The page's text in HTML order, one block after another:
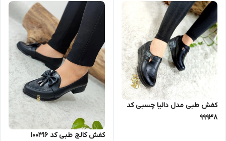
کفش طبی مدل دالیا چسبی کد
99938
کفش کالج طبی کد 100316